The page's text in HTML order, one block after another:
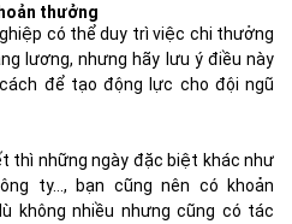
thưởng
có thể duy trì việc chi thưởng
lương, nhưng hãy lưu ý điều này
để tạo động lực cho đội ngũ
thì những ngày đặc biệt khác như
ty…, bạn cũng nên có khoản
không nhiều nhưng cũng có tác